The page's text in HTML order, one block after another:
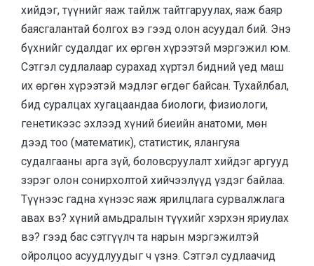
хийдэг, түүнийг яаж тайлж тайтгаруулах, яаж баяр
баясгалантай болгох вэ гээд олон асуудал бий. Энэ
бүхнийг судалдаг их өргөн хүрээтэй мэргэжил юм.
Сэтгэл судлалаар сурахад хүртэл бидний үед маш
их өргөн хүрээтэй мэдлэг өгдөг байсан. Тухайлбал,
бид суралцах хугацаандаа биологи, физиологи,
генетикээс эхлээд хүний биеийн анатоми, мөн
дээд тоо (математик), статистик, ялангуяа
судалгааны арга зүй, боловсруулалт хийдэг аргууд
зэрэг олон сонирхолтой хийчээлүүд үздэг байлаа.
Түүнээс гадна хүнээс яаж ярилцлага сурвалжлага
авах вэ? хүний амьдралын түүхийг хэрхэн яриулах
вэ? гээд бас сэтгүүлч та нарын мэргэжилтэй
ойролцоо асуудлуудыг ч үзнэ. Сэтгэл судлаачид